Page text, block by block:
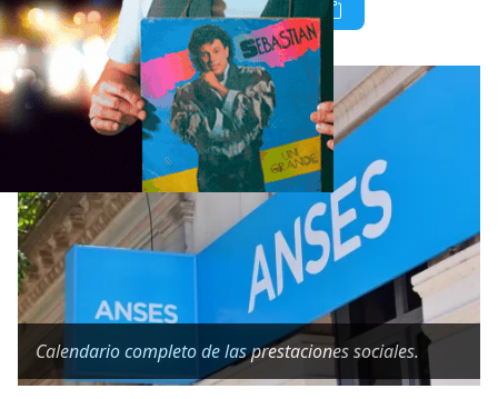
Calendario completo de las prestaciones sociales.